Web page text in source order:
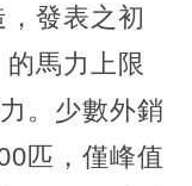
發表之初
馬力上限
。少數外銷
匹，僅峰值